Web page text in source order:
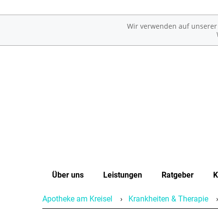
Wir verwenden auf
Über uns
Fotos der Apotheke am Kreisel
Leistungen
Übersicht
Ratgeber
Erkrankungen im Alter
Apotheke am Kreisel Krankheiten & Therapie